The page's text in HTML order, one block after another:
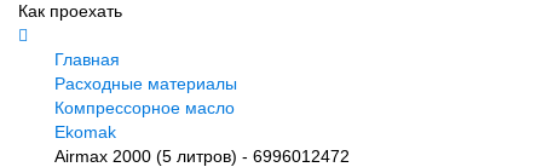
Как проехать
Главная
Расходные материалы
Компрессорное масло
Ekomak
Airmax 2000 (5 литров) - 6996012472